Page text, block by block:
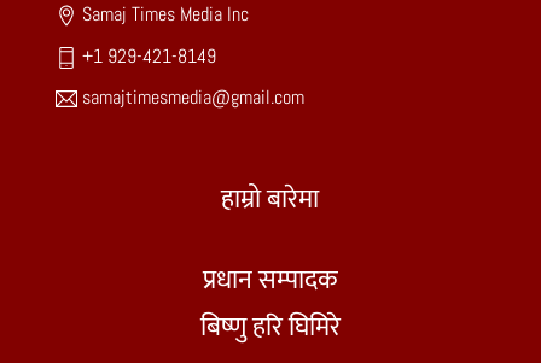
Samaj Times Media Inc
+1 929-421-8149
samajtimesmedia@gmail.com
हाम्रो बारेमा
प्रधान सम्पादक
बिष्णु हरि घिमिरे